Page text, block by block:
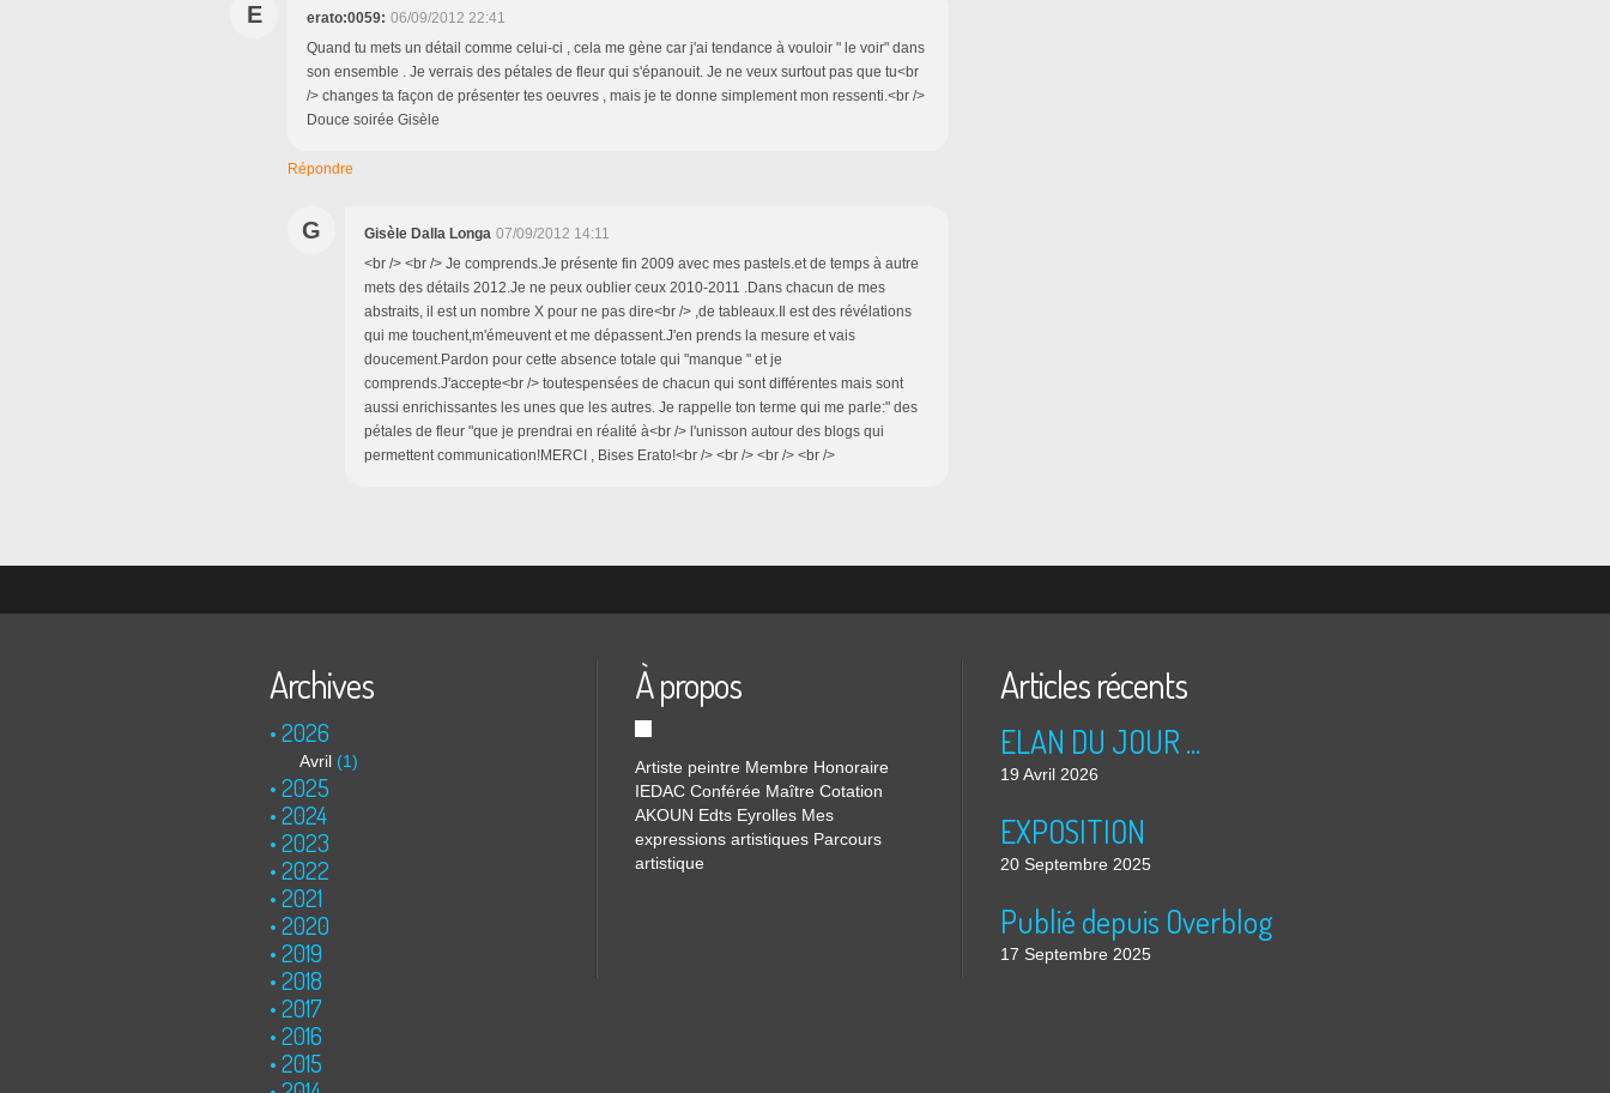
E erato:0059: 06/09/2012 22:41
Quand tu mets un détail comme celui-ci , cela me gène car j'ai tendance à vouloir " le voir" dans
son ensemble . Je verrais des pétales de fleur qui s'épanouit. Je ne veux surtout pas que tu<br
/> changes ta façon de présenter tes oeuvres , mais je te donne simplement mon ressenti.<br />
Douce soirée Gisèle
Répondre
G Gisèle Dalla Longa 07/09/2012 14:11
<br /> <br /> Je comprends.Je présente fin 2009 avec mes pastels.et de temps à autre
mets des détails 2012.Je ne peux oublier ceux 2010-2011 .Dans chacun de mes
abstraits, il est un nombre X pour ne pas dire<br /> ,de tableaux.Il est des révélations
qui me touchent,m'émeuvent et me dépassent.J'en prends la mesure et vais
doucement.Pardon pour cette absence totale qui "manque " et je
comprends.J'accepte<br /> toutespensées de chacun qui sont différentes mais sont
aussi enrichissantes les unes que les autres. Je rappelle ton terme qui me parle:" des
pétales de fleur "que je prendrai en réalité à<br /> l'unisson autour des blogs qui
permettent communication!MERCI , Bises Erato!<br /> <br /> <br /> <br />
Archives
2026
Avril (1)
2025
2024
2023
2022
2021
2020
2019
2018
2017
2016
2015
À propos
Artiste peintre Membre Honoraire
IEDAC Conférée Maître Cotation
AKOUN Edts Eyrolles Mes
expressions artistiques Parcours
artistique
Articles récents
ELAN DU JOUR ...
19 Avril 2026
EXPOSITION
20 Septembre 2025
Publié depuis Overblog
17 Septembre 2025